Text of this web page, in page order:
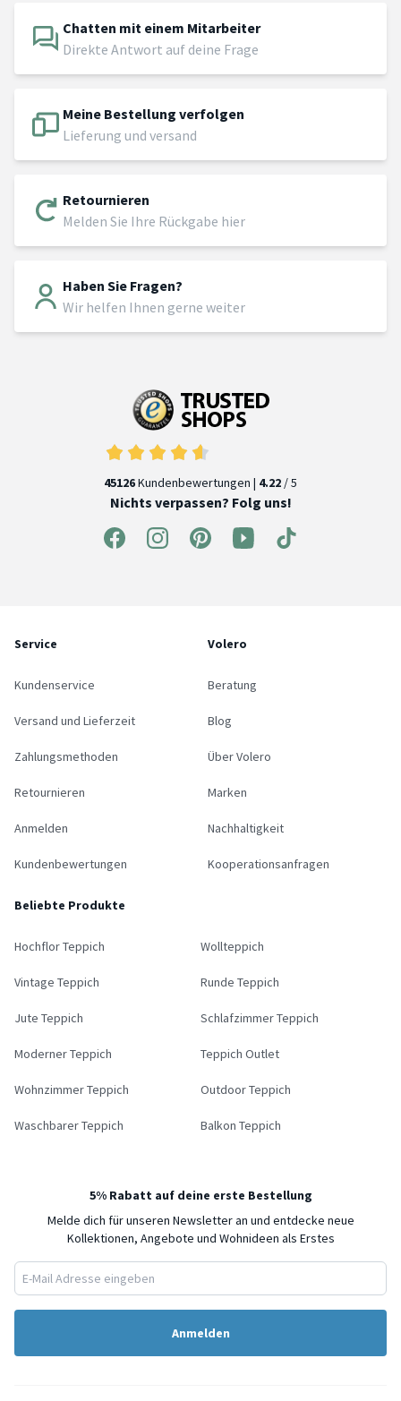
Chatten mit einem Mitarbeiter
Direkte Antwort auf deine Frage
Meine Bestellung verfolgen
Lieferung und versand
Retournieren
Melden Sie Ihre Rückgabe hier
Haben Sie Fragen?
Wir helfen Ihnen gerne weiter
45126Kundenbewertungen | 4.22 / 5
Nichts verpassen? Folg uns!
Service
Kundenservice
Versand und Lieferzeit
Zahlungsmethoden
Retournieren
Anmelden
Kundenbewertungen
Volero
Beratung
Blog
Über Volero
Marken
Nachhaltigkeit
Kooperationsanfragen
Beliebte Produkte
Hochflor Teppich Wollteppich
Vintage Teppich Runde Teppich
Jute Teppich Schlafzimmer Teppich
Moderner Teppich Teppich Outlet
Wohnzimmer Teppich Outdoor Teppich
Waschbarer Teppich Balkon Teppich
5% Rabatt auf deine erste Bestellung
Melde dich für unseren Newsletter an und entdecke neue
Kollektionen, Angebote und Wohnideen als Erstes
Anmelden